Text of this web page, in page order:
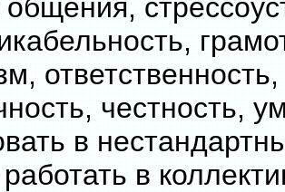
честность,
в
в